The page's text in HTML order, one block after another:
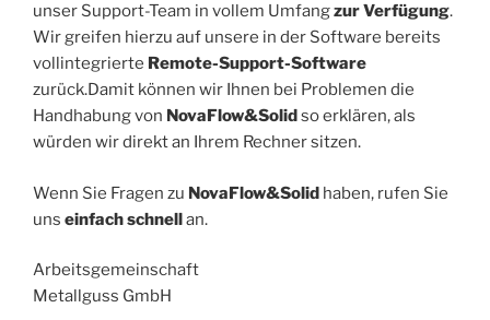
unser Support-Team in vollem Umfangzur Verfügung.
Wir greifen hierzu auf unsere in der Software bereits
vollintegrierte Remote-Support-Software
zurück.Damit können wir Ihnen bei Problemen die
Handhabung von NovaFlow&Solidso erklären, als
würden wir direkt an Ihrem Rechner sitzen.
Wenn Sie Fragen zu NovaFlow&Solid haben, rufen Sie
uns einfach schnellan.
Arbeitsgemeinschaft
Metallguss GmbH